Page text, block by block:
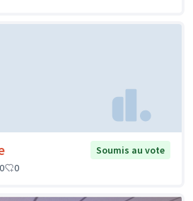
Soumis au vote
0 0